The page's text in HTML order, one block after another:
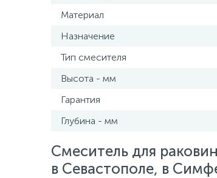
Материал
Назначение
Тип смесителя
Высота - мм
Гарантия
Глубина - мм
Смеситель для
в Севастополе, в